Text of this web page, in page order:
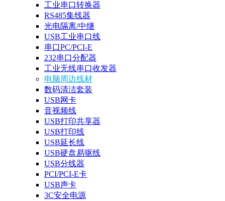
工业串口转换器
RS485集线器
光电隔离/中继
USB工业串口线
串口PC/PCI-E
232串口分配器
工业无线串口收发器
电脑周边线材
数码清洁套装
USB网卡
音视频线
USB打印共享器
USB打印线
USB延长线
USB硬盘易驱线
USB分线器
PCI/PCI-E卡
USB声卡
3C安全电源